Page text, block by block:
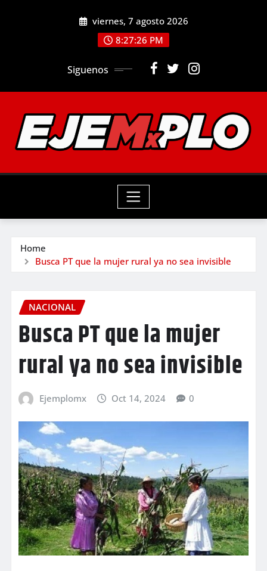
viernes, 7 agosto 2026
8:27:28 PM
Siguenos
Home
Busca PT que la mujer rural ya no sea invisible
NACIONAL
Busca PT que la mujer
rural ya no sea invisible
Ejemplomx Oct 14, 2024 0